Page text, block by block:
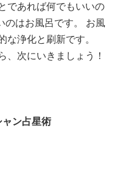
であれば何でもいいの
のはお風呂です。 お風
浄化と刷新です。
、次にいきましょう！
ン占星術